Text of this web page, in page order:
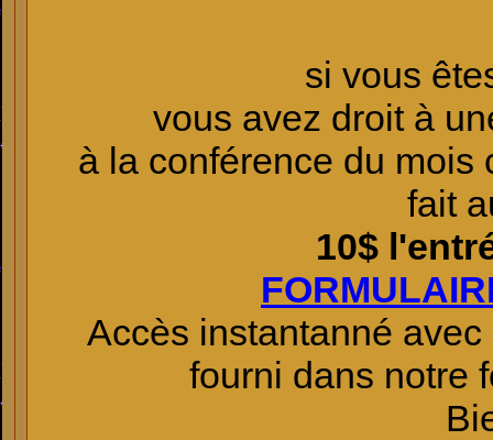
si vous
vous avez droit à
à la conférence du mois
fait
10$
Accès instantanné
fourni dans notre